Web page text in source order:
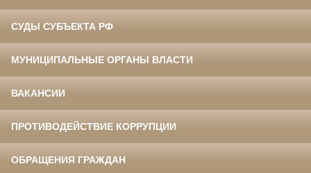
СУДЫ СУБЪЕКТА РФ
МУНИЦИПАЛЬНЫЕ ОРГАНЫ ВЛАСТИ
ВАКАНСИИ
ПРОТИВОДЕЙСТВИЕ КОРРУПЦИИ
ОБРАЩЕНИЯ ГРАЖДАН